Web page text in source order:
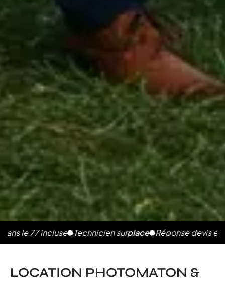
incluse Technicien surplace Réponse devis en 2h
LOCATION PHOTOMATON &